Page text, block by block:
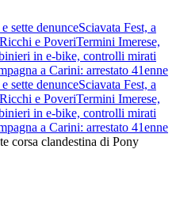
sette denunceSciavata Fest, a
e PoveriTermini Imerese,
in e-bike, controlli mirati
a Carini: arrestato 41enne
sette denunceSciavata Fest, a
e PoveriTermini Imerese,
in e-bike, controlli mirati
a Carini: arrestato 41enne
corsa clandestina di Pony